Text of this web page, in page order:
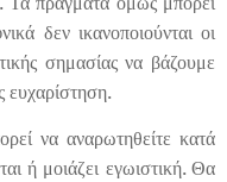
δεν ικανοποιούνται οι
σημασίας να βάζουμε
ευχαρίστηση.
να αναρωτηθείτε κατά
ή μοιάζει εγωιστική. Θα